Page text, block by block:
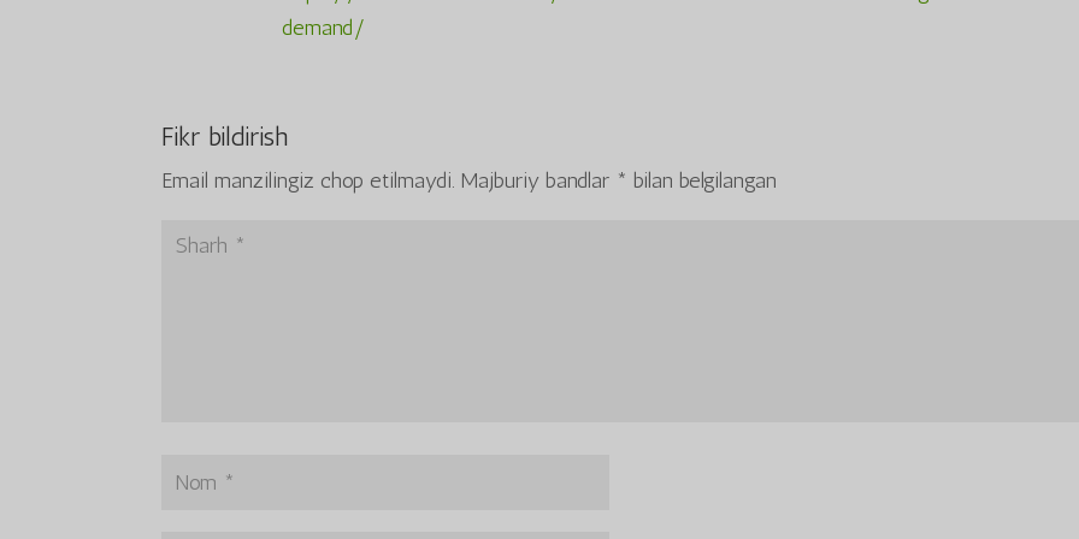
demand/
Fikr bildirish
Email manzilingiz chop etilmaydi. Majburiy bandlar * bilan belgilangan